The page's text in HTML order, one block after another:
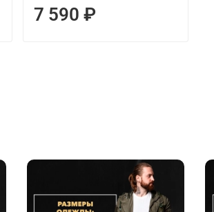
7 590 ₽